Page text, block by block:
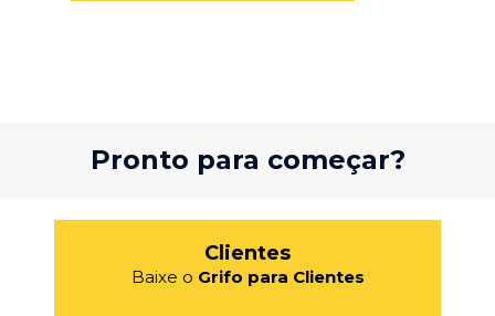
Pronto para começar?
Clientes
Baixe o Grifo para Clientes